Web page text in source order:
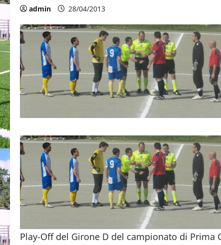
admin 28/04/2013
Play-Off del Girone D del campionato di Prima